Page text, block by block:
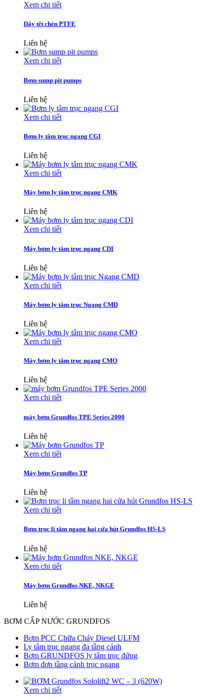
Xem chi tiết
Dây tết chèn PTFE
Liên hệ
Xem chi tiết
Bơm sump pit pumps
Liên hệ
Xem chi tiết
Bơm ly tâm trục ngang CGI
Liên hệ
Xem chi tiết
Máy bơm ly tâm trục ngang CMK
Liên hệ
Xem chi tiết
Máy bơm ly tâm trục ngang CDI
Liên hệ
Xem chi tiết
Máy bơm ly tâm trục Ngang CMD
Liên hệ
Xem chi tiết
Máy bơm ly tâm trục ngang CMO
Liên hệ
Xem chi tiết
máy bơm Grundfos TPE Series 2000
Liên hệ
Xem chi tiết
Máy bơm Grundfos TP
Liên hệ
Xem chi tiết
Bơm trục li tâm ngang hai cửa hút Grundfos HS-LS
Liên hệ
Xem chi tiết
Máy bơm Grundfos NKE, NKGE
Liên hệ
BƠM CẤP NƯỚC GRUNDFOS
Bơm PCC Chữa Cháy Diesel ULFM
Ly tâm trục ngang đa tầng cánh
Bơm GRUNDFOS ly tâm trục đứng
Bơm đơn tầng cánh trục ngang
Xem chi tiết